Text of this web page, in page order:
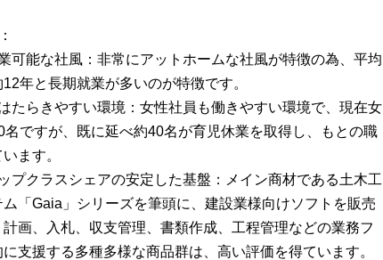
可能な社風：非常にアットホームな社風が特徴の為、平均
年と長期就業が多いのが特徴です。
たらきやすい環境：女性社員も働きやすい環境で、現在女
名ですが、既に延べ約40名が育児休業を取得し、もとの職
ます。
プクラスシェアの安定した基盤：メイン商材である土木工
「Gaia」シリーズを筆頭に、建設業様向けソフトを販売
計画、入札、収支管理、書類作成、工程管理などの業務フ
に支援する多種多様な商品群は、高い評価を得ています。